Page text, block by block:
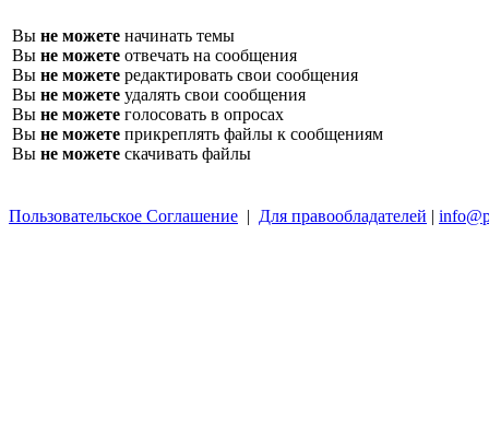
Вы не можете начинать темы
Вы не можете отвечать на сообщения
Вы не можете редактировать свои сообщения
Вы не можете удалять свои сообщения
Вы не можете голосовать в опросах
Вы не можете прикреплять файлы к сообщениям
Вы не можете скачивать файлы
Пользовательское Соглашение | Для правообладателей |